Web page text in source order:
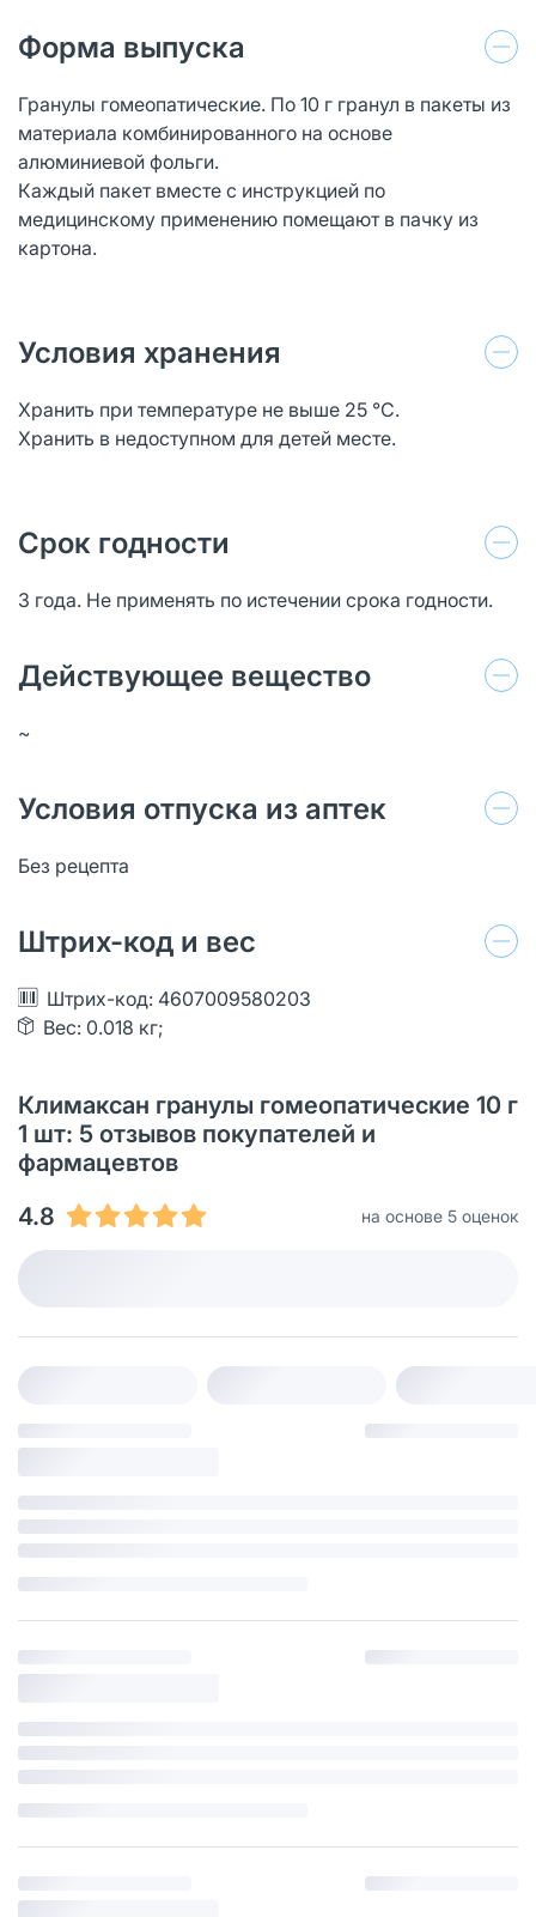
Форма выпуска
Гранулы гомеопатические. По 10 г гранул в пакеты из
материала комбинированного на основе
алюминиевой фольги.
Каждый пакет вместе с инструкцией по
медицинскому применению помещают в пачку из
картона.
Условия хранения
Хранить при температуре не выше 25 °С.
Хранить в недоступном для детей месте.
Срок годности
3 года. Не применять по истечении срока годности.
Действующее вещество
~
Условия отпуска из аптек
Без рецепта
Штрих-код и вес
Штрих-код: 4607009580203
Вес: 0.018 кг;
Климаксан гранулы гомеопатические 10 г
1 шт: 5 отзывов покупателей и
фармацевтов
4.8
на основе 5 оценок